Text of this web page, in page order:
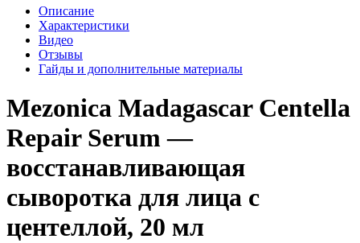
Описание
Характеристики
Видео
Отзывы
Гайды и дополнительные материалы
Mezonica Madagascar Centella
Repair Serum —
восстанавливающая
сыворотка для лица с
центеллой, 20 мл